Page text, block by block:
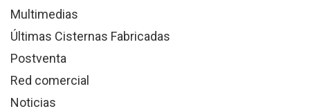
Multimedias
Últimas Cisternas Fabricadas
Postventa
Red comercial
Noticias